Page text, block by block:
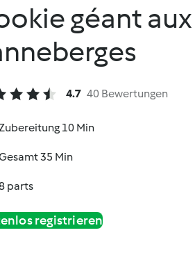
géant
4.7 40 Bewertungen
10 Min
35 Min
parts
registrieren